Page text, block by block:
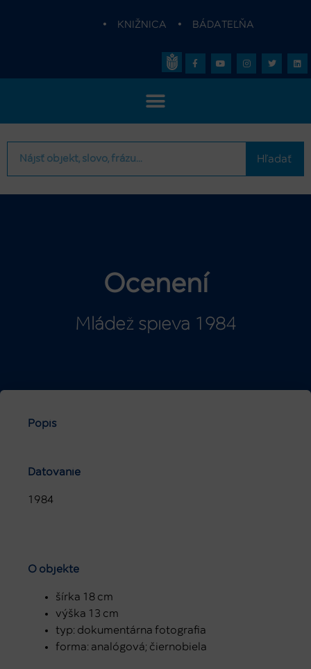
• KNIŽNICA • BÁDATEĽŇA
Hľadať
Ocenení
Mládež spieva 1984
Popis
Datovanie
1984
O objekte
šírka 18 cm
výška 13 cm
typ: dokumentárna fotografia
forma: analógová; čiernobiela